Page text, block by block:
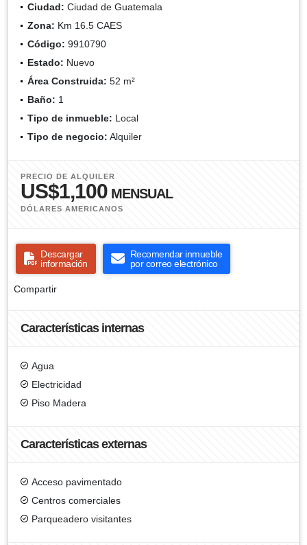
Ciudad: Ciudad de Guatemala
Zona: Km 16.5 CAES
Código: 9910790
Estado: Nuevo
Área Construida: 52 m²
Baño: 1
Tipo de inmueble: Local
Tipo de negocio: Alquiler
PRECIO DE ALQUILER
US$1,100 MENSUAL
DÓLARES AMERICANOS
Descargar
información
Recomendar inmueble
por correo electrónico
Compartir
Características internas
Agua
Electricidad
Piso Madera
Características externas
Acceso pavimentado
Centros comerciales
Parqueadero visitantes